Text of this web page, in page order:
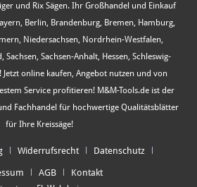
und Rix Sägen. Ihr Großhandel und Einkauf
Berlin, Brandenburg, Bremen, Hamburg,
Niedersachsen, Nordrhein-Westfalen,
Sachsen, Sachsen-Anhalt, Hessen, Schleswig-
Jetzt online kaufen, Angebot nutzen und von
Service profitieren! M&M-Tools.de ist der
Fachhandel für hochwertige Qualitätsblätter
für Ihre Kreissäge!
Widerrufsrecht Datenschutz
AGB Kontakt